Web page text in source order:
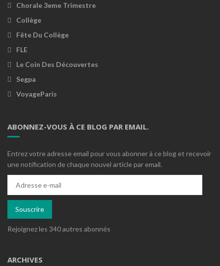
Chorale 3eme Trimestre
Collège
Fête Du Collège
FLE
Le Coin Des Découvertes
Segpa
VoyageParis
ABONNEZ-VOUS À CE BLOG PAR EMAIL.
Entrez votre adresse email pour vous abonner à ce blog et recevoir
une notification de chaque nouvel article par email.
mail
Souscrire
Rejoignez les 340 autres abonnés
ARCHIVES